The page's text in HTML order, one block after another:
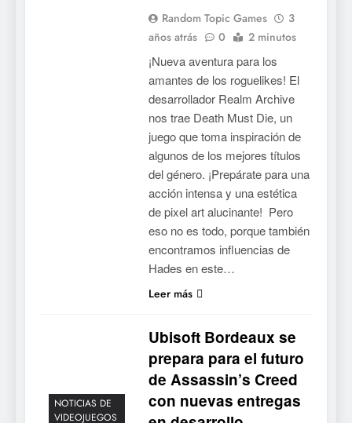
Random Topic Games
3
años atrás
0 2 minutos
¡Nueva aventura para los
amantes de los roguelikes! El
desarrollador Realm Archive
nos trae Death Must Die, un
juego que toma inspiración de
algunos de los mejores títulos
del género. ¡Prepárate para una
acción intensa y una estética
de pixel art alucinante! Pero
eso no es todo, porque también
encontramos influencias de
Hades en este…
Leer más
NOTICIAS DE
VIDEOJUEGOS
Ubisoft Bordeaux se
prepara para el futuro
de Assassin’s Creed
con nuevas entregas